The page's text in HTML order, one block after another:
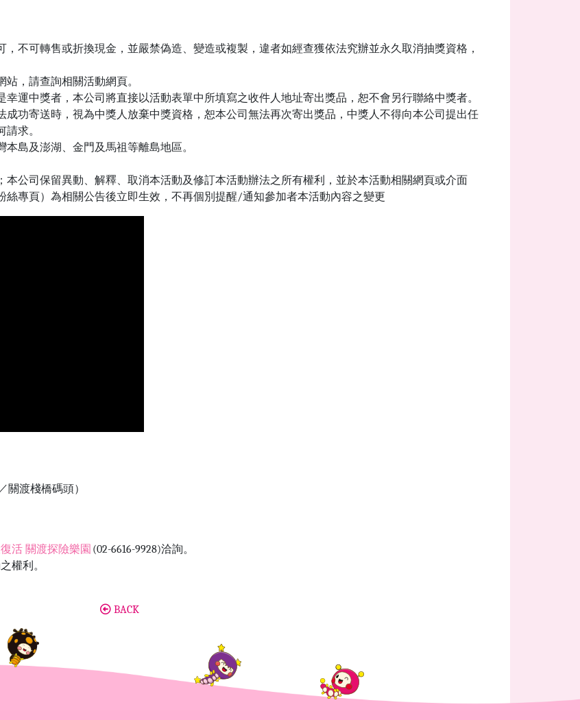
不可轉售或折換現金，並嚴禁偽造、變造或複製，違者如經查獲依法究辦並永久取消抽獎資格，
，請查詢相關活動網頁。
運中獎者，本公司將直接以活動表單中所填寫之收件人地址寄出獎品，恕不會另行聯絡中獎者。
功寄送時，視為中獎人放棄中獎資格，恕本公司無法再次寄出獎品，中獎人不得向本公司提出任
求。
島及澎湖、金門及馬祖等離島地區。
公司保留異動、解釋、取消本活動及修訂本活動辦法之所有權利，並於本活動相關網頁或介面
絲專頁）為相關公告後立即生效，不再個別提醒/通知參加者本活動內容之變更
關渡棧橋碼頭）
活 關渡探險樂園 (02-6616-9928)洽詢。
權利。
BACK